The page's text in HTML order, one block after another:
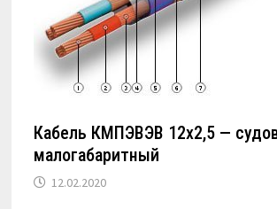
Кабель КМПЭВЭВ 12х2,5 —
малогабаритный
12.02.2020